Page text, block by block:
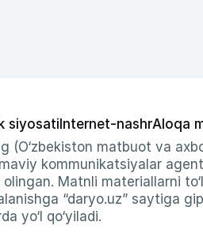
siyosati Internet-nashrAloqa
(O‘zbekiston matbuot va
kommunikatsiyalar
Matnli materiallarni
“daryo.uz” saytiga
yo‘l qo‘yiladi.